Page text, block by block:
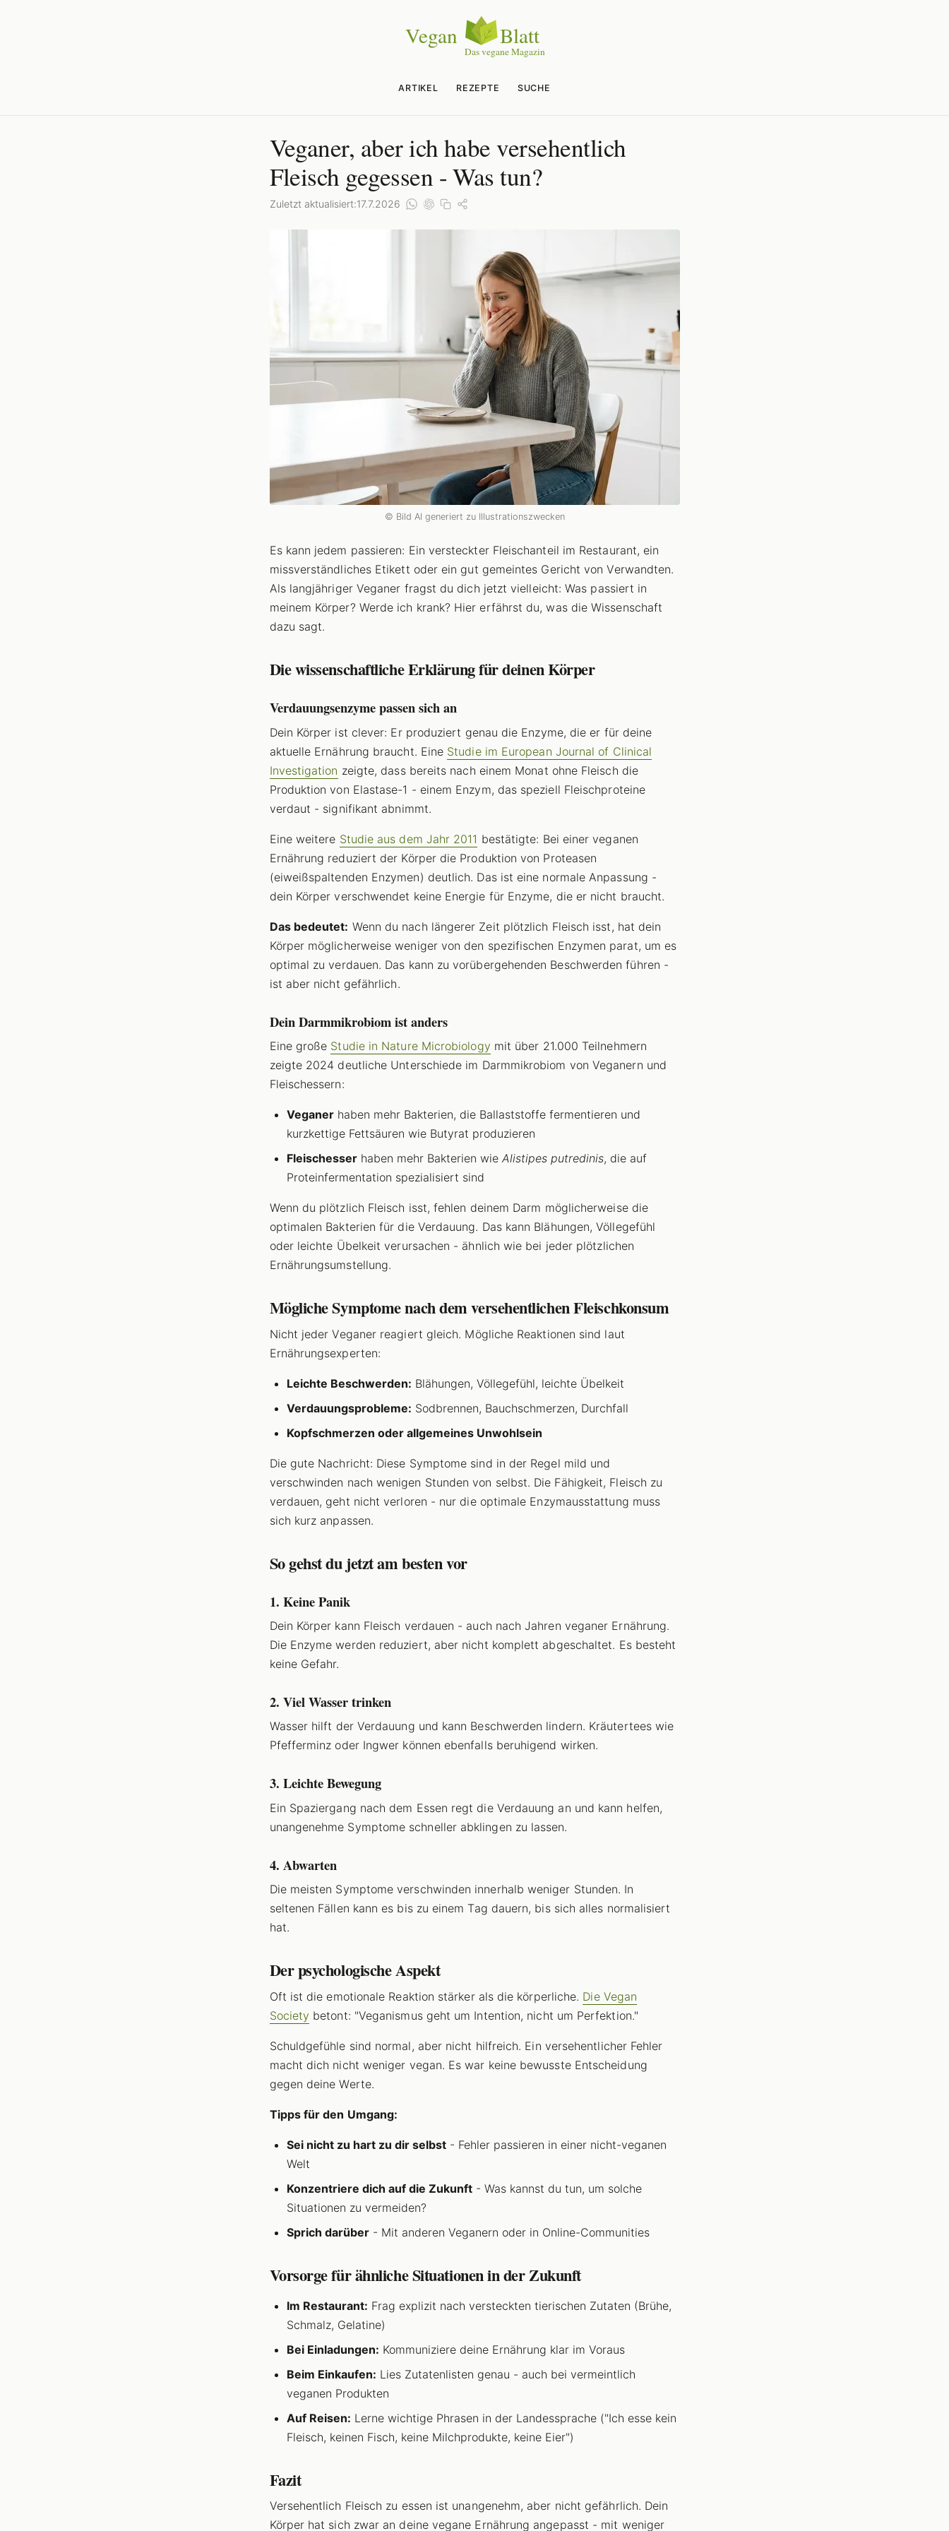
ARTIKEL REZEPTE SUCHE
Veganer, aber ich habe versehentlich
Fleisch gegessen - Was tun?
Zuletzt aktualisiert:17.7.2026
© Bild AI generiert zu Illustrationszwecken
Es kann jedem passieren: Ein versteckter Fleischanteil im Restaurant, ein
missverständliches Etikett oder ein gut gemeintes Gericht von Verwandten.
Als langjähriger Veganer fragst du dich jetzt vielleicht: Was passiert in
meinem Körper? Werde ich krank? Hier erfährst du, was die Wissenschaft
dazu sagt.
Die wissenschaftliche Erklärung für deinen Körper
Verdauungsenzyme passen sich an
Dein Körper ist clever: Er produziert genau die Enzyme, die er für deine
aktuelle Ernährung braucht. Eine Studie im European Journal of Clinical
Investigation zeigte, dass bereits nach einem Monat ohne Fleisch die
Produktion von Elastase-1 - einem Enzym, das speziell Fleischproteine
verdaut - signifikant abnimmt.
Eine weitere Studie aus dem Jahr 2011 bestätigte: Bei einer veganen
Ernährung reduziert der Körper die Produktion von Proteasen
(eiweißspaltenden Enzymen) deutlich. Das ist eine normale Anpassung -
dein Körper verschwendet keine Energie für Enzyme, die er nicht braucht.
Das bedeutet: Wenn du nach längerer Zeit plötzlich Fleisch isst, hat dein
Körper möglicherweise weniger von den spezifischen Enzymen parat, um es
optimal zu verdauen. Das kann zu vorübergehenden Beschwerden führen -
ist aber nicht gefährlich.
Dein Darmmikrobiom ist anders
Eine große Studie in Nature Microbiology mit über 21.000 Teilnehmern
zeigte 2024 deutliche Unterschiede im Darmmikrobiom von Veganern und
Fleischessern:
Veganerhaben mehr Bakterien, die Ballaststoffe fermentieren und
kurzkettige Fettsäuren wie Butyrat produzieren
Fleischesserhaben mehr Bakterien wie Alistipes putredinis, die auf
Proteinfermentation spezialisiert sind
Wenn du plötzlich Fleisch isst, fehlen deinem Darm möglicherweise die
optimalen Bakterien für die Verdauung. Das kann Blähungen, Völlegefühl
oder leichte Übelkeit verursachen - ähnlich wie bei jeder plötzlichen
Ernährungsumstellung.
Mögliche Symptome nach dem versehentlichen Fleischkonsum
Nicht jeder Veganer reagiert gleich. Mögliche Reaktionen sind laut
Ernährungsexperten:
Leichte Beschwerden: Blähungen, Völlegefühl, leichte Übelkeit
Verdauungsprobleme: Sodbrennen, Bauchschmerzen, Durchfall
Kopfschmerzen oder allgemeines Unwohlsein
Die gute Nachricht: Diese Symptome sind in der Regel mild und
verschwinden nach wenigen Stunden von selbst. Die Fähigkeit, Fleisch zu
verdauen, geht nicht verloren - nur die optimale Enzymausstattung muss
sich kurz anpassen.
So gehst du jetzt am besten vor
1. Keine Panik
Dein Körper kann Fleisch verdauen - auch nach Jahren veganer Ernährung.
Die Enzyme werden reduziert, aber nicht komplett abgeschaltet. Es besteht
keine Gefahr.
2. Viel Wasser trinken
Wasser hilft der Verdauung und kann Beschwerden lindern. Kräutertees wie
Pfefferminz oder Ingwer können ebenfalls beruhigend wirken.
3. Leichte Bewegung
Ein Spaziergang nach dem Essen regt die Verdauung an und kann helfen,
unangenehme Symptome schneller abklingen zu lassen.
4. Abwarten
Die meisten Symptome verschwinden innerhalb weniger Stunden. In
seltenen Fällen kann es bis zu einem Tag dauern, bis sich alles normalisiert
hat.
Der psychologische Aspekt
Oft ist die emotionale Reaktion stärker als die körperliche. Die Vegan
Society betont: "Veganismus geht um Intention, nicht um Perfektion."
Schuldgefühle sind normal, aber nicht hilfreich. Ein versehentlicher Fehler
macht dich nicht weniger vegan. Es war keine bewusste Entscheidung
gegen deine Werte.
Tipps für den Umgang:
Sei nicht zu hart zu dir selbst- Fehler passieren in einer nicht-veganen
Welt
Konzentriere dich auf die Zukunft- Was kannst du tun, um solche
Situationen zu vermeiden?
Sprich darüber- Mit anderen Veganern oder in Online-Communities
Vorsorge für ähnliche Situationen in der Zukunft
Im Restaurant: Frag explizit nach versteckten tierischen Zutaten (Brühe,
Schmalz, Gelatine)
Bei Einladungen: Kommuniziere deine Ernährung klar im Voraus
Beim Einkaufen: Lies Zutatenlisten genau - auch bei vermeintlich
veganen Produkten
Auf Reisen: Lerne wichtige Phrasen in der Landessprache ("Ich esse kein
Fleisch, keinen Fisch, keine Milchprodukte, keine Eier")
Fazit
Versehentlich Fleisch zu essen ist unangenehm, aber nicht gefährlich. Dein
Körper hat sich zwar an deine vegane Ernährung angepasst - mit weniger